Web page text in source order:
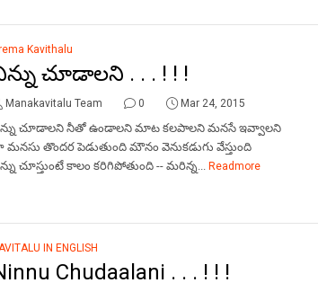
Kavithalu
చూడాలని . . . ! ! !
Manakavitalu Team 0 Mar 24, 2015
చూడాలని నీతో ఉండాలని మాట కలపాలని మనసే ఇవ్వాలని
మనసు తొందర పెడుతుంది మౌనం వెనుకడుగు వేస్తుంది
చూస్తుంటే కాలం కరిగిపోతుంది -- మరిన్న... Readmore
IN ENGLISH
Chudaalani . . . ! ! !